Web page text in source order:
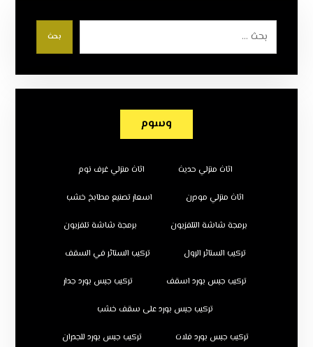
بحث
وسوم
اثاث منزلي حديث اثاث منزلي غرف نوم
اثاث منزلي مودرن اسعار تصنيع مطابخ خشب
برمجة شاشة التلفزيون برمجة شاشة تلفزيون
تركيب الستائر الرول تركيب الستائر في السقف
تركيب جبس بورد اسقف تركيب جبس بورد جدار
تركيب جبس بورد على سقف خشب
تركيب جبس بورد فلات تركيب جبس بورد للجدران